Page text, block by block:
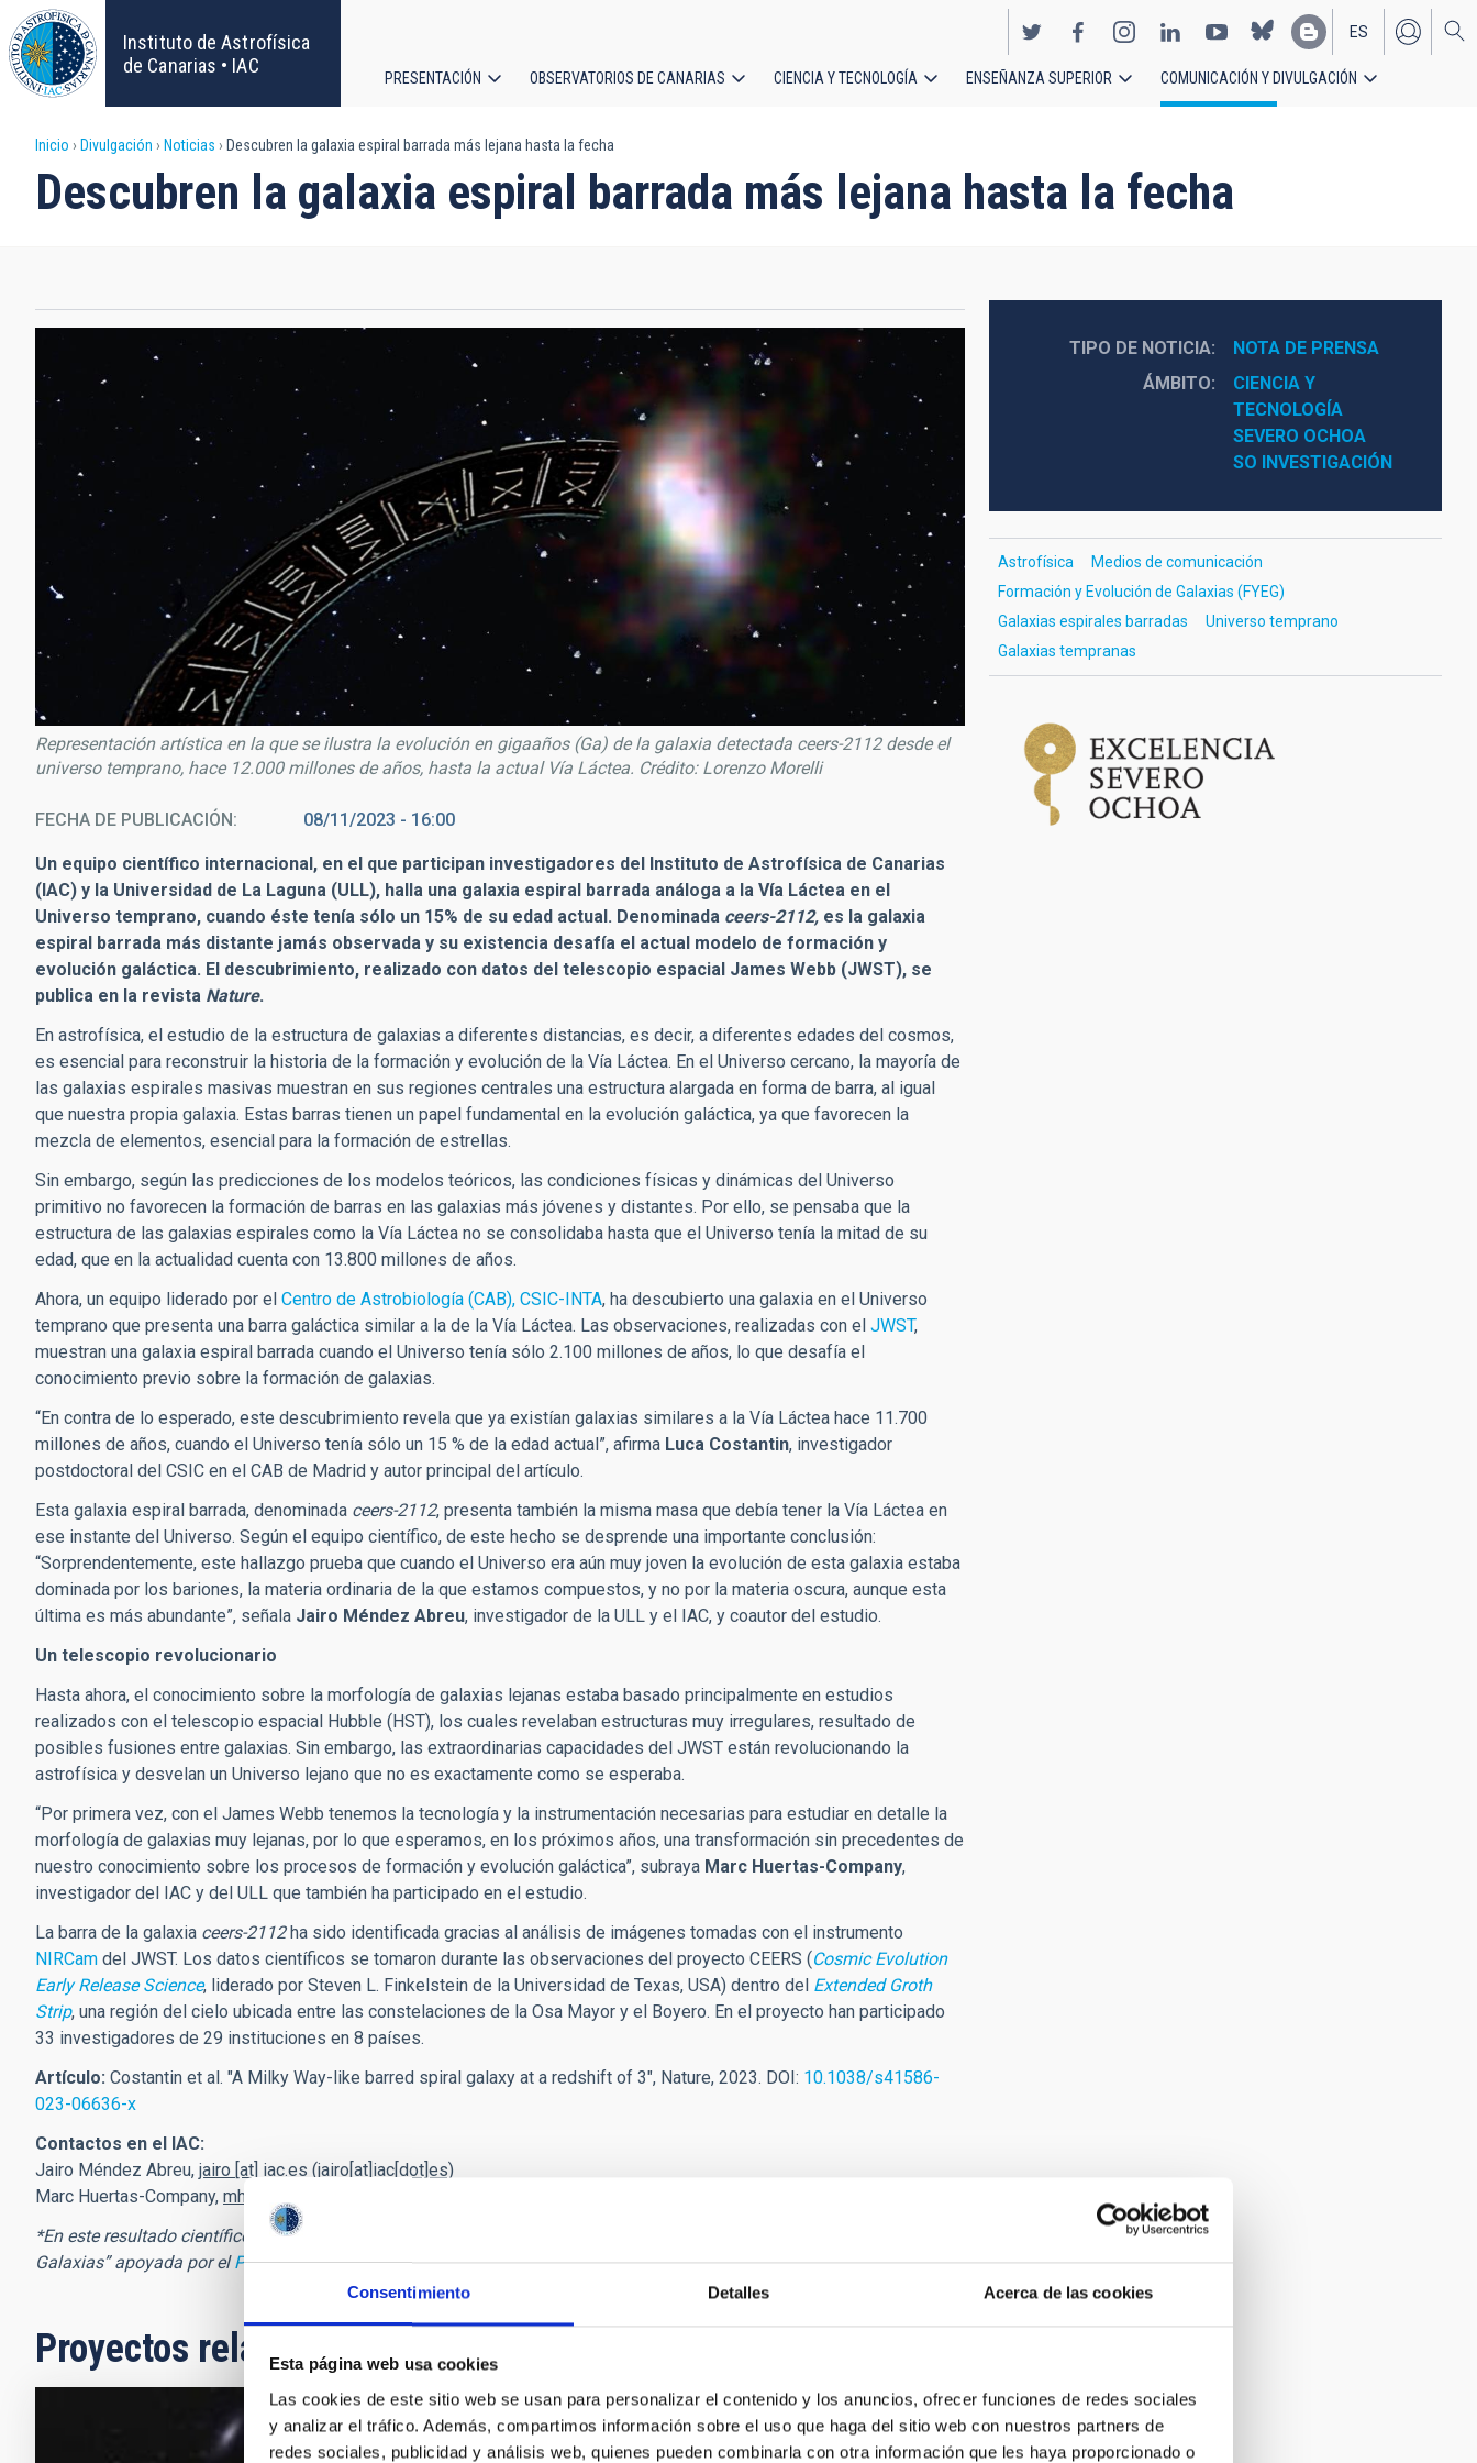
Consentimiento Detalles Acerca de las cookies
Esta página web usa cookies
Las cookies de este sitio web se usan para personalizar el contenido y los anuncios, ofrecer funciones de redes sociales
y analizar el tráfico. Además, compartimos información sobre el uso que haga del sitio web con nuestros partners de
redes sociales, publicidad y análisis web, quienes pueden combinarla con otra información que les haya proporcionado o
Pasar
al
contenido
principal
Instituto de Astrofísica
de Canarias • IAC
EN
ES
principal
PRESENTACIÓN OBSERVATORIOS DE CANARIAS CIENCIA Y TECNOLOGÍA ENSEÑANZA SUPERIOR COMUNICACIÓN Y DIVULGACIÓN
Sobrescribir
enlaces
ayuda
la
navegación
Inicio Divulgación Noticias Descubren la galaxia espiral barrada más lejana hasta la fecha
Descubren la galaxia espiral barrada más lejana hasta la fecha
Representación artística en la que se ilustra la evolución en gigaaños (Ga) de la galaxia detectada ceers-2112 desde el
universo temprano, hace 12.000 millones de años, hasta la actual Vía Láctea. Crédito: Lorenzo Morelli
FECHA DE PUBLICACIÓN 08/11/2023 - 16:00
Un equipo científico internacional, en el que participan investigadores del Instituto de Astrofísica de Canarias
(IAC) y la Universidad de La Laguna (ULL), halla una galaxia espiral barrada análoga a la Vía Láctea en el
Universo temprano, cuando éste tenía sólo un 15% de su edad actual. Denominada ceers-2112, es la galaxia
espiral barrada más distante jamás observada y su existencia desafía el actual modelo de formación y
evolución galáctica. El descubrimiento, realizado con datos del telescopio espacial James Webb (JWST), se
publica en la revista Nature.
En astrofísica, el estudio de la estructura de galaxias a diferentes distancias, es decir, a diferentes edades del cosmos,
es esencial para reconstruir la historia de la formación y evolución de la Vía Láctea. En el Universo cercano, la mayoría de
las galaxias espirales masivas muestran en sus regiones centrales una estructura alargada en forma de barra, al igual
que nuestra propia galaxia. Estas barras tienen un papel fundamental en la evolución galáctica, ya que favorecen la
mezcla de elementos, esencial para la formación de estrellas.
Sin embargo, según las predicciones de los modelos teóricos, las condiciones físicas y dinámicas del Universo
primitivo no favorecen la formación de barras en las galaxias más jóvenes y distantes. Por ello, se pensaba que la
estructura de las galaxias espirales como la Vía Láctea no se consolidaba hasta que el Universo tenía la mitad de su
edad, que en la actualidad cuenta con 13.800 millones de años.
Ahora, un equipo liderado por el Centro de Astrobiología (CAB), CSIC-INTA, ha descubierto una galaxia en el Universo
temprano que presenta una barra galáctica similar a la de la Vía Láctea. Las observaciones, realizadas con el JWST,
muestran una galaxia espiral barrada cuando el Universo tenía sólo 2.100 millones de años, lo que desafía el
conocimiento previo sobre la formación de galaxias.
“En contra de lo esperado, este descubrimiento revela que ya existían galaxias similares a la Vía Láctea hace 11.700
millones de años, cuando el Universo tenía sólo un 15 % de la edad actual”, afirma Luca Costantin, investigador
postdoctoral del CSIC en el CAB de Madrid y autor principal del artículo.
Esta galaxia espiral barrada, denominada ceers-2112, presenta también la misma masa que debía tener la Vía Láctea en
ese instante del Universo. Según el equipo científico, de este hecho se desprende una importante conclusión:
“Sorprendentemente, este hallazgo prueba que cuando el Universo era aún muy joven la evolución de esta galaxia estaba
dominada por los bariones, la materia ordinaria de la que estamos compuestos, y no por la materia oscura, aunque esta
última es más abundante”, señala Jairo Méndez Abreu, investigador de la ULL y el IAC, y coautor del estudio.
Un telescopio revolucionario
Hasta ahora, el conocimiento sobre la morfología de galaxias lejanas estaba basado principalmente en estudios
realizados con el telescopio espacial Hubble (HST), los cuales revelaban estructuras muy irregulares, resultado de
posibles fusiones entre galaxias. Sin embargo, las extraordinarias capacidades del JWST están revolucionando la
astrofísica y desvelan un Universo lejano que no es exactamente como se esperaba.
“Por primera vez, con el James Webb tenemos la tecnología y la instrumentación necesarias para estudiar en detalle la
morfología de galaxias muy lejanas, por lo que esperamos, en los próximos años, una transformación sin precedentes de
nuestro conocimiento sobre los procesos de formación y evolución galáctica”, subraya Marc Huertas-Company,
investigador del IAC y del ULL que también ha participado en el estudio.
La barra de la galaxia ceers-2112ha sido identificada gracias al análisis de imágenes tomadas con el instrumento
NIRCam del JWST. Los datos científicos se tomaron durante las observaciones del proyecto CEERS (Cosmic Evolution
Early Release Science, liderado por Steven L. Finkelstein de la Universidad de Texas, USA) dentro del Extended Groth
Strip, una región del cielo ubicada entre las constelaciones de la Osa Mayor y el Boyero. En el proyecto han participado
33 investigadores de 29 instituciones en 8 países.
Artículo: Costantin et al. "A Milky Way-like barred spiral galaxy at a redshift of 3", Nature, 2023. DOI: 10.1038/s41586-
023-06636-x
Contactos en el IAC:
Jairo Méndez Abreu, jairo [at] iac.es (jairo[at]iac[dot]es)
Marc Huertas-Company, mhuertas
*En este resultado científico participa personal científico de la línea de investigación del IAC “Formación y Evolución de
Galaxias” apoyada por elPrograma Severo Ochoa.
Proyectos relacionados
Las Galaxias Espirales: Evolución y
TIPO DE NOTICIA
NOTA DE PRENSA
ÁMBITO
CIENCIA Y
TECNOLOGÍA
SEVERO OCHOA
SO INVESTIGACIÓN
Astrofísica
Medios de comunicación
Formación y Evolución de Galaxias (FYEG)
Galaxias espirales barradas
Universo temprano
Galaxias tempranas